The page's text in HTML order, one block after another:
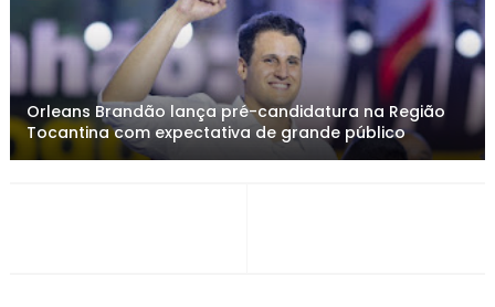
Orleans Brandão lança pré-candidatura na Região
Tocantina com expectativa de grande público